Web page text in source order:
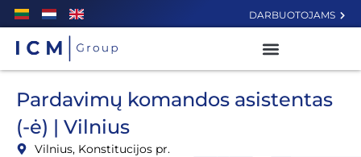
DARBUOTOJAMS
Pardavimų komandos asistentas
(-ė) | Vilnius
Vilnius, Konstitucijos pr.